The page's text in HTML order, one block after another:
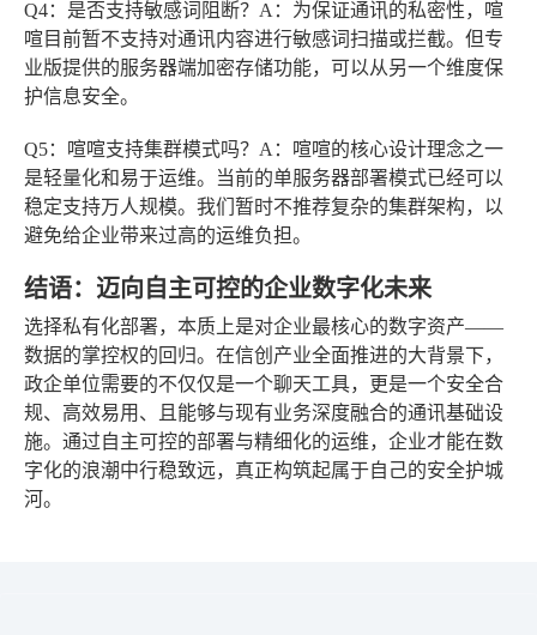
Q4：是否支持敏感词阻断？ A：为保证通讯的私密性，喧
喧目前暂不支持对通讯内容进行敏感词扫描或拦截。但专
业版提供的服务器端加密存储功能，可以从另一个维度保
护信息安全。
Q5：喧喧支持集群模式吗？ A：喧喧的核心设计理念之一
是轻量化和易于运维。当前的单服务器部署模式已经可以
稳定支持万人规模。我们暂时不推荐复杂的集群架构，以
避免给企业带来过高的运维负担。
结语：迈向自主可控的企业数字化未来
选择私有化部署，本质上是对企业最核心的数字资产——
数据的掌控权的回归。在信创产业全面推进的大背景下，
政企单位需要的不仅仅是一个聊天工具，更是一个安全合
规、高效易用、且能够与现有业务深度融合的通讯基础设
施。通过自主可控的部署与精细化的运维，企业才能在数
字化的浪潮中行稳致远，真正构筑起属于自己的安全护城
河。